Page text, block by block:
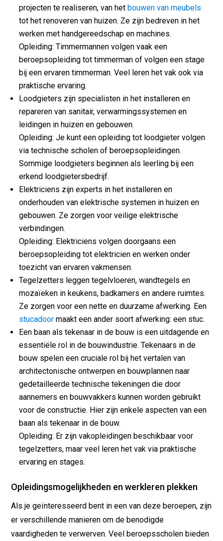
projecten te realiseren, van hetbouwen van meubels
tot het renoveren van huizen. Ze zijn bedreven in het
werken met handgereedschap en machines.
Opleiding: Timmermannen volgen vaak een
beroepsopleiding tot timmerman of volgen een stage
bij een ervaren timmerman. Veel leren het vak ook via
praktische ervaring.
Loodgieters zijn specialisten in het installeren en
repareren van sanitair, verwarmingssystemen en
leidingen in huizen en gebouwen.
Opleiding: Je kunt een opleiding tot loodgieter volgen
via technische scholen of beroepsopleidingen.
Sommige loodgieters beginnen als leerling bij een
erkend loodgietersbedrijf.
Elektriciens zijn experts in het installeren en
onderhouden van elektrische systemen in huizen en
gebouwen. Ze zorgen voor veilige elektrische
verbindingen.
Opleiding: Elektriciens volgen doorgaans een
beroepsopleiding tot elektricien en werken onder
toezicht van ervaren vakmensen.
Tegelzetters leggen tegelvloeren, wandtegels en
mozaïeken in keukens, badkamers en andere ruimtes.
Ze zorgen voor een nette en duurzame afwerking. Een
stucadoor maakt een ander soort afwerking: een stuc.
Een baan als tekenaar in de bouw is een uitdagende en
essentiële rol in de bouwindustrie. Tekenaars in de
bouw spelen een cruciale rol bij het vertalen van
architectonische ontwerpen en bouwplannen naar
gedetailleerde technische tekeningen die door
aannemers en bouwvakkers kunnen worden gebruikt
voor de constructie. Hier zijn enkele aspecten van een
baan als tekenaar in de bouw.
Opleiding: Er zijn vakopleidingen beschikbaar voor
tegelzetters, maar veel leren het vak via praktische
ervaring en stages.
Opleidingsmogelijkheden en werkleren plekken
Als je geïnteresseerd bent in een van deze beroepen, zijn
er verschillende manieren om de benodigde
vaardigheden te verwerven. Veel beroepsscholen bieden